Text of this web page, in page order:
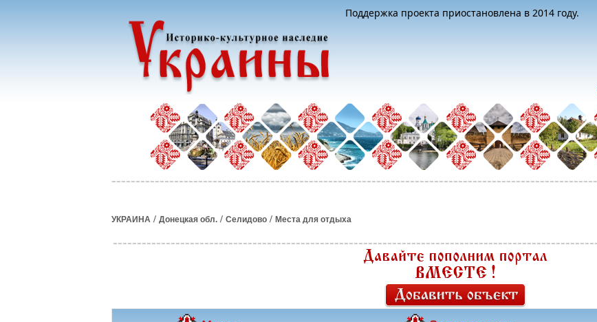
Поддержка проекта приостановлена в 2014 году.
УКРАИНА / Донецкая обл. / Селидово / Места для отдыха